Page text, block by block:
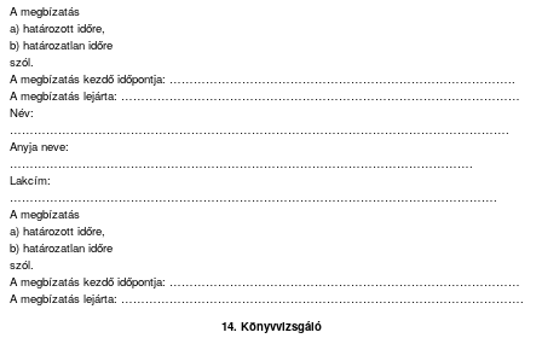
A megbízatás
a) határozott időre,
b) határozatlan időre
szól.
A megbízatás kezdő időpontja: …………………………………………………………………………..
A megbízatás lejárta: ………………………………………………………………………………………
Név:
Anyja neve:
Lakcím:
A megbízatás
a) határozott időre,
b) határozatlan időre
szól.
A megbízatás kezdő időpontja: ……………………………………………………………………………
A megbízatás lejárta: ……………………………………………………………………………………….
14. Könyvvizsgáló